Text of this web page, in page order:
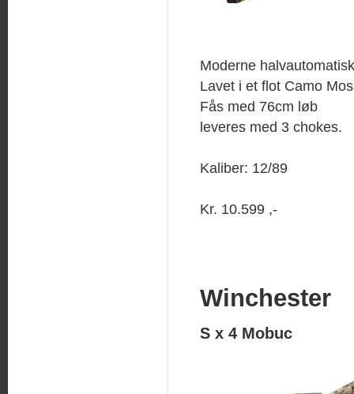
Moderne
Lavet i et flot Camo
Fås med 76cm løb
leveres med 3 chokes.
Kaliber: 12/89
Kr. 10.599 ,-
Winchester
S x 4 Mobuc